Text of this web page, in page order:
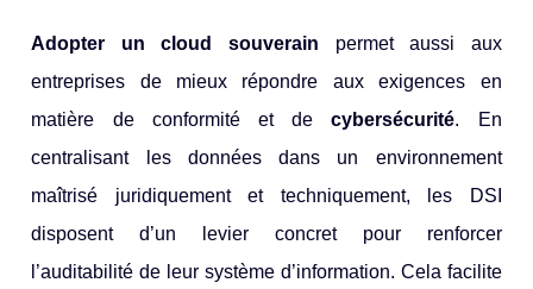
Adopter un cloud souverain permet aussi aux
entreprises de mieux répondre aux exigences en
matière de conformité et decybersécurité. En
centralisant les données dans un environnement
maîtrisé juridiquement et techniquement, les DSI
disposent d’un levier concret pour renforcer
l’auditabilité de leur système d’information. Cela facilite